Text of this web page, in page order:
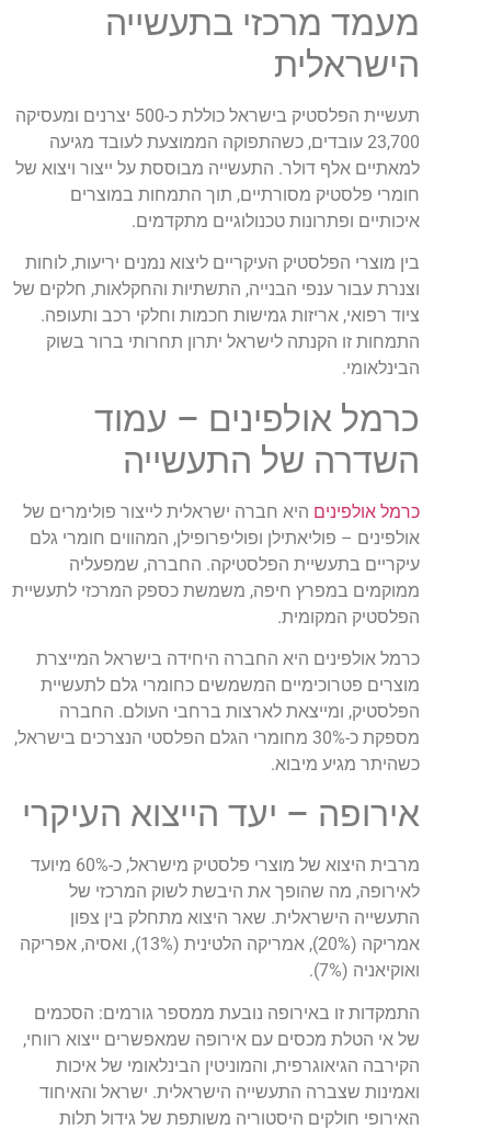
מעמד מרכזי בתעשייה
הישראלית
תעשיית הפלסטיק בישראל כוללת כ-500 יצרנים ומעסיקה
23,700 עובדים, כשהתפוקה הממוצעת לעובד מגיעה
למאתיים אלף דולר. התעשייה מבוססת על ייצור ויצוא של
חומרי פלסטיק מסורתיים, תוך התמחות במוצרים
איכותיים ופתרונות טכנולוגיים מתקדמים.
בין מוצרי הפלסטיק העיקריים ליצוא נמנים יריעות, לוחות
וצנרת עבור ענפי הבנייה, התשתיות והחקלאות, חלקים של
ציוד רפואי, אריזות גמישות חכמות וחלקי רכב ותעופה.
התמחות זו הקנתה לישראל יתרון תחרותי ברור בשוק
הבינלאומי.
כרמל אולפינים – עמוד
השדרה של התעשייה
כרמל אולפינים היא חברה ישראלית לייצור פולימרים של
אולפינים – פוליאתילן ופוליפרופילן, המהווים חומרי גלם
עיקריים בתעשיית הפלסטיקה. החברה, שמפעליה
ממוקמים במפרץ חיפה, משמשת כספק המרכזי לתעשיית
הפלסטיק המקומית.
כרמל אולפינים היא החברה היחידה בישראל המייצרת
מוצרים פטרוכימיים המשמשים כחומרי גלם לתעשיית
הפלסטיק, ומייצאת לארצות ברחבי העולם. החברה
מספקת כ-30% מחומרי הגלם הפלסטי הנצרכים בישראל,
כשהיתר מגיע מיבוא.
אירופה – יעד הייצוא העיקרי
מרבית היצוא של מוצרי פלסטיק מישראל, כ-60% מיועד
לאירופה, מה שהופך את היבשת לשוק המרכזי של
התעשייה הישראלית. שאר היצוא מתחלק בין צפון
אמריקה (20%), אמריקה הלטינית (13%), ואסיה, אפריקה
ואוקיאניה (7%).
התמקדות זו באירופה נובעת ממספר גורמים: הסכמים
של אי הטלת מכסים עם אירופה שמאפשרים ייצוא רווחי,
הקירבה הגיאוגרפית, והמוניטין הבינלאומי של איכות
ואמינות שצברה התעשייה הישראלית. ישראל והאיחוד
האירופי חולקים היסטוריה משותפת של גידול תלות